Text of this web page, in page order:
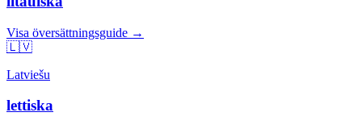
Visa översättningsguide →
🇱🇻
Latviešu
lettiska